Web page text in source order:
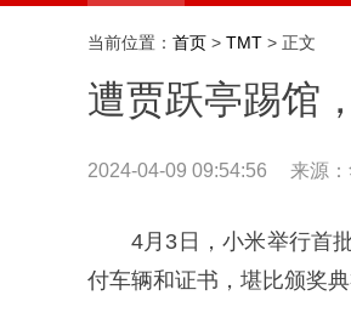
当前位置： 首页 > TMT > 正文
遭贾跃亭踢馆
2024-04-09 09:54:56 来源
4月3日，小米举行首
付车辆和证书，堪比颁奖